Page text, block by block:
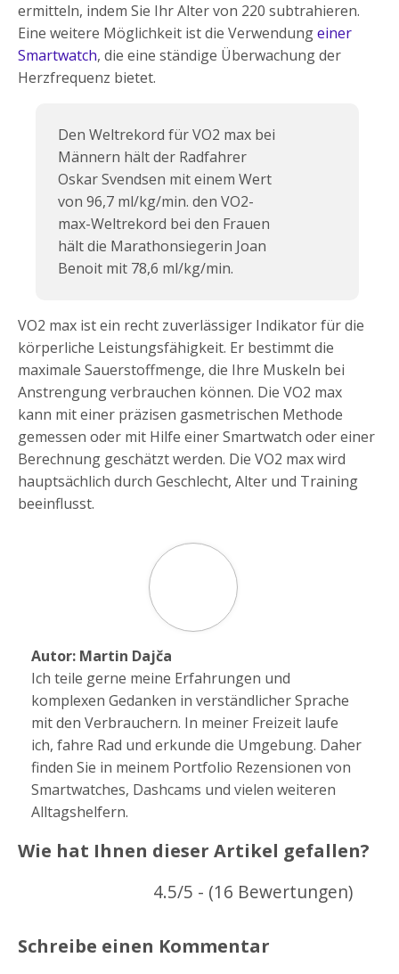
ermitteln, indem Sie Ihr Alter von 220 subtrahieren.
Eine weitere Möglichkeit ist die Verwendungeiner
Smartwatch, die eine ständige Überwachung der
Herzfrequenz bietet.
Den Weltrekord für VO2 max bei
Männern hält der Radfahrer
Oskar Svendsen mit einem Wert
von 96,7 ml/kg/min. den VO2-
max-Weltrekord bei den Frauen
hält die Marathonsiegerin Joan
Benoit mit 78,6 ml/kg/min.
VO2 max ist ein recht zuverlässiger Indikator für die
körperliche Leistungsfähigkeit. Er bestimmt die
maximale Sauerstoffmenge, die Ihre Muskeln bei
Anstrengung verbrauchen können. Die VO2 max
kann mit einer präzisen gasmetrischen Methode
gemessen oder mit Hilfe einer Smartwatch oder einer
Berechnung geschätzt werden. Die VO2 max wird
hauptsächlich durch Geschlecht, Alter und Training
beeinflusst.
Autor: Martin Dajča
Ich teile gerne meine Erfahrungen und
komplexen Gedanken in verständlicher Sprache
mit den Verbrauchern. In meiner Freizeit laufe
ich, fahre Rad und erkunde die Umgebung. Daher
finden Sie in meinem Portfolio Rezensionen von
Smartwatches, Dashcams und vielen weiteren
Alltagshelfern.
Wie hat Ihnen dieser Artikel gefallen?
4.5/5 - (16 Bewertungen)
Schreibe einen Kommentar